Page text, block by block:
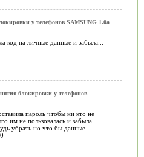
у телефонов SAMSUNG 1.0a
код на личные данные и забыла...
блокировки у телефонов
пароль чтобы ни кто не
им не пользовалась и забыла
убрать но что бы данные